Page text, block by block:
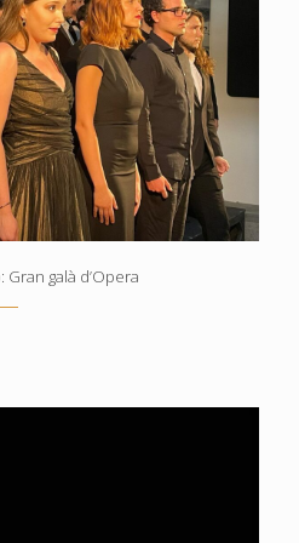
Gran galà d’Opera